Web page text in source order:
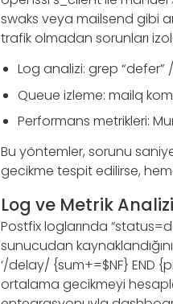
swaks veya mailsend gibi
trafik olmadan sorunları
Log analizi: grep
Queue izleme: mailq
Performans metrikleri:
Bu yöntemler, sorunu
gecikme tespit edilirse,
Log ve Metrik Analizi
Postfix loglarında
sunucudan
‘/delay/ {sum+=$NF} END
ortalama gecikmeyi